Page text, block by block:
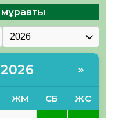
»
ЖМ СБ ЖС